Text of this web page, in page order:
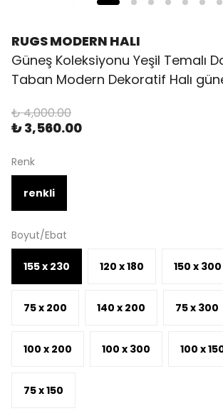
RUGS MODERN HALI
Güneş Koleksiyonu Yeşil Temalı
Taban Modern Dekoratif Halı
₺ 4,000.00
₺ 3,560.00
Renk
renkli
Boyut/Ebat
155 x 230 120 x 180 150 x 300
75 x 200 140 x 200 75 x 300
100 x 200 100 x 300 100 x
75 x 150